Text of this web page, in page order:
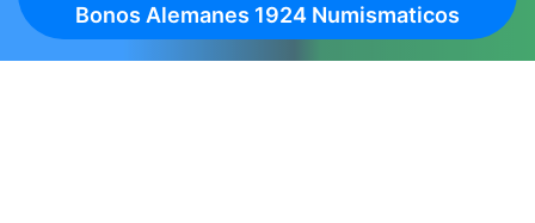
Bonos Alemanes 1924 Numismaticos